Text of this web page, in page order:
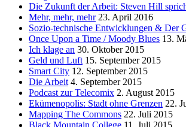
Die Zukunft der Arbeit: Steven Hill
Mehr, mehr, mehr 23. April 2016
Sozio-technische Entwicklungen & Der
Once Upon a Time / Moody Blues 13.
Ich klage an 30. Oktober 2015
Geld und Luft 15. September 2015
Smart City 12. September 2015
Die Arbeit 4. September 2015
Podcast zur Telecomix 2. August 2015
Ekümenopolis: Stadt ohne Grenzen 22.
Mapping The Commons 22. Juli 2015
Black Mountain College 11. Juli 2015